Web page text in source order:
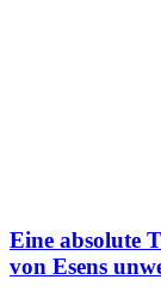
Eine absolute
von Esens